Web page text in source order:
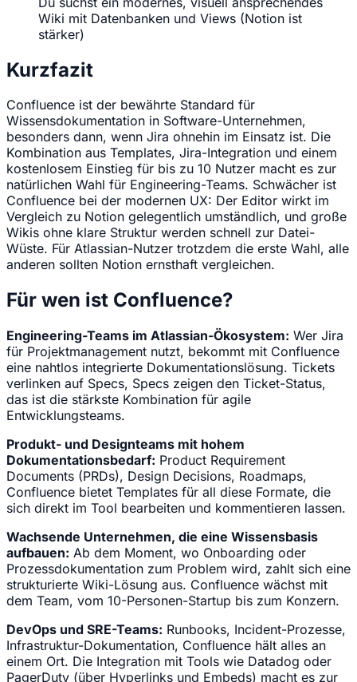
Wiki mit Datenbanken und Views (Notion ist
stärker)
Kurzfazit
Confluence ist der bewährte Standard für
Wissensdokumentation in Software-Unternehmen,
besonders dann, wenn Jira ohnehin im Einsatz ist. Die
Kombination aus Templates, Jira-Integration und einem
kostenlosem Einstieg für bis zu 10 Nutzer macht es zur
natürlichen Wahl für Engineering-Teams. Schwächer ist
Confluence bei der modernen UX: Der Editor wirkt im
Vergleich zu Notion gelegentlich umständlich, und große
Wikis ohne klare Struktur werden schnell zur Datei-
Wüste. Für Atlassian-Nutzer trotzdem die erste Wahl, alle
anderen sollten Notion ernsthaft vergleichen.
Für wen ist Confluence?
Engineering-Teams im Atlassian-Ökosystem: Wer Jira
für Projektmanagement nutzt, bekommt mit Confluence
eine nahtlos integrierte Dokumentationslösung. Tickets
verlinken auf Specs, Specs zeigen den Ticket-Status,
das ist die stärkste Kombination für agile
Entwicklungsteams.
Produkt- und Designteams mit hohem
Dokumentationsbedarf: Product Requirement
Documents (PRDs), Design Decisions, Roadmaps,
Confluence bietet Templates für all diese Formate, die
sich direkt im Tool bearbeiten und kommentieren lassen.
Wachsende Unternehmen, die eine Wissensbasis
aufbauen: Ab dem Moment, wo Onboarding oder
Prozessdokumentation zum Problem wird, zahlt sich eine
strukturierte Wiki-Lösung aus. Confluence wächst mit
dem Team, vom 10-Personen-Startup bis zum Konzern.
DevOps und SRE-Teams: Runbooks, Incident-Prozesse,
Infrastruktur-Dokumentation, Confluence hält alles an
einem Ort. Die Integration mit Tools wie Datadog oder
PagerDuty (über Hyperlinks und Embeds) macht es zur